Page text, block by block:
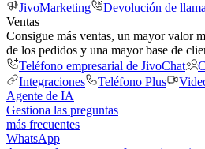
JivoMarketing
Devolución de
Ventas
Consigue más ventas, un mayor valor
de los pedidos y una mayor base de
Teléfono empresarial de JivoChat
Integraciones
Teléfono Plus
Agente de IA
Gestiona las preguntas
más frecuentes
WhatsApp